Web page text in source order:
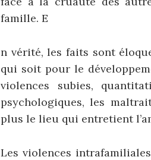
famille. E
n vérité, les faits sont
qui soit pour le
violences subies,
psychologiques, les
plus le lieu qui entretient
Les violences